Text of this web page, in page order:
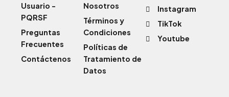
Usuario -
PQRSF
Preguntas
Frecuentes
Contáctenos
Nosotros
Términos y
Condiciones
Políticas de
Tratamiento de
Datos
Instagram
TikTok
Youtube